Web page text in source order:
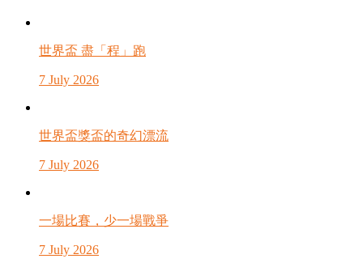
世界盃 盡「程」跑
7 July 2026
世界盃獎盃的奇幻漂流
7 July 2026
一場比賽，少一場戰爭
7 July 2026